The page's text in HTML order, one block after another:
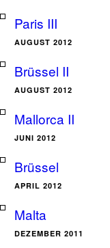
Paris III
AUGUST 2012
Brüssel II
AUGUST 2012
Mallorca II
JUNI 2012
Brüssel
APRIL 2012
Malta
DEZEMBER 2011